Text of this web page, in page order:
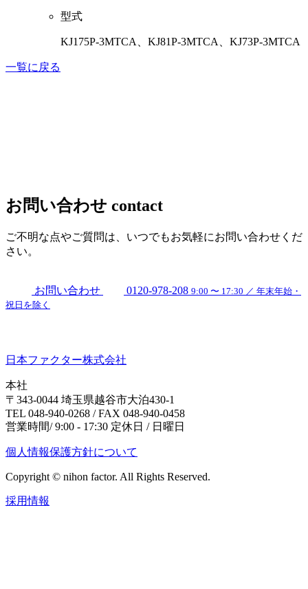
型式
KJ175P-3MTCA、KJ81P-3MTCA、KJ73P-3MTCA
一覧に戻る
お問い合わせ contact
ご不明な点やご質問は、いつでもお気軽にお問い合わせくだ
さい。
お問い合わせ 0120-978-208 9:00 〜 17:30 ／ 年末年始・
祝日を除く
日本ファクター株式会社
本社
〒343-0044 埼玉県越谷市大泊430-1
TEL 048-940-0268 / FAX 048-940-0458
営業時間/ 9:00 - 17:30 定休日 / 日曜日
個人情報保護方針について
Copyright © nihon factor. All Rights Reserved.
採用情報